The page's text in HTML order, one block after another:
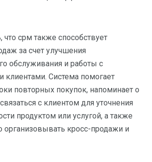
что срм также способствует
за счет улучшения
обслуживания и работы с
Система помогает
повторных покупок, напоминает о
с клиентом для уточнения
продуктом или услугой, а также
организовывать кросс-продажи и